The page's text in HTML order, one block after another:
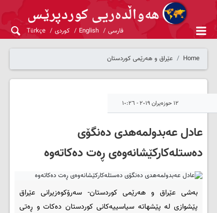
فارسی English کوردی Türkçe
Home عێراق و هەرێمی کوردستان
١٢ حوزەیران ٢٠١٩ - ١٠:٢٦
عادل عه‌بدولمه‌هدی ده‌نگۆی
ده‌ستله‌کارکێشانه‌وه‌ی ڕه‌ت ده‌کاته‌وه‌
به‌شی عێراق و هه‌رێمی کوردستان- سه‌رۆکوه‌زیرانی عێراق
پێشوازی له‌ پێشهاته‌ سیاسییه‌کانی کوردستان ده‌کات و ڕه‌تی